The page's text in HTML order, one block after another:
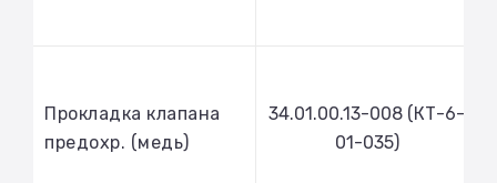
Прокладка клапана
предохр. (медь)
34.01.00.13-008 (КТ-6-
01-035)